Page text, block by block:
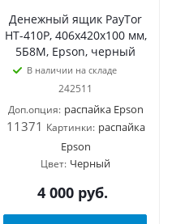
Денежный ящик PayTor
HT-410P, 406x420x100 мм,
5Б8М, Epson, черный
В наличии на складе
242511
Доп.опция: распайка Epson
11371 Картинки: распайка
Epson
Цвет: Черный
4 000 руб.